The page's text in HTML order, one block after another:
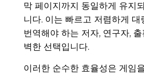
막 페이지까지 동일하게 유지
니다. 이는 빠르고 저렴하게 대
번역해야 하는 저자, 연구자,
벽한 선택입니다.
이러한 순수한 효율성은 게임